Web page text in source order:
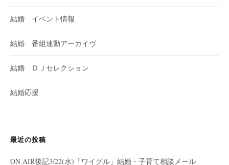
結婚 イベント情報
結婚 番組連動アーカイヴ
結婚 ＤＪセレクション
結婚応援
最近の投稿
ON AIR後記3/22(水)「ワイグル」結婚・子育て相談メール